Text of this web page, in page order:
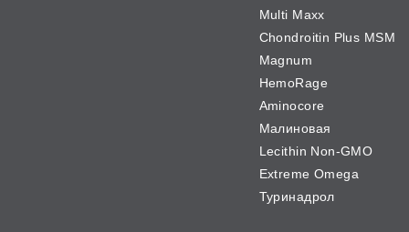
Multi Maxx
Chondroitin Plus MSM
Magnum
HemoRage
Aminocore
Малиновая
Lecithin Non-GMO
Extreme Omega
Туринадрол